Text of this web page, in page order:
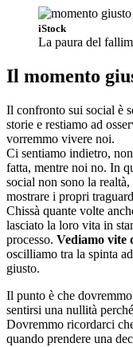
iStock
La paura del
Il momento
Il confronto sui social è
storie e restiamo ad
vorremmo vivere noi.
Ci sentiamo indietro,
fatta, mentre noi no. In
social non sono la
mostrare i propri
Chissà quante volte
lasciato la loro vita in
processo. Vediamo vite
oscilliamo tra la spinta
giusto.
Il punto è che
sentirsi una nullità
Dovremmo ricordarci
quando prendere una